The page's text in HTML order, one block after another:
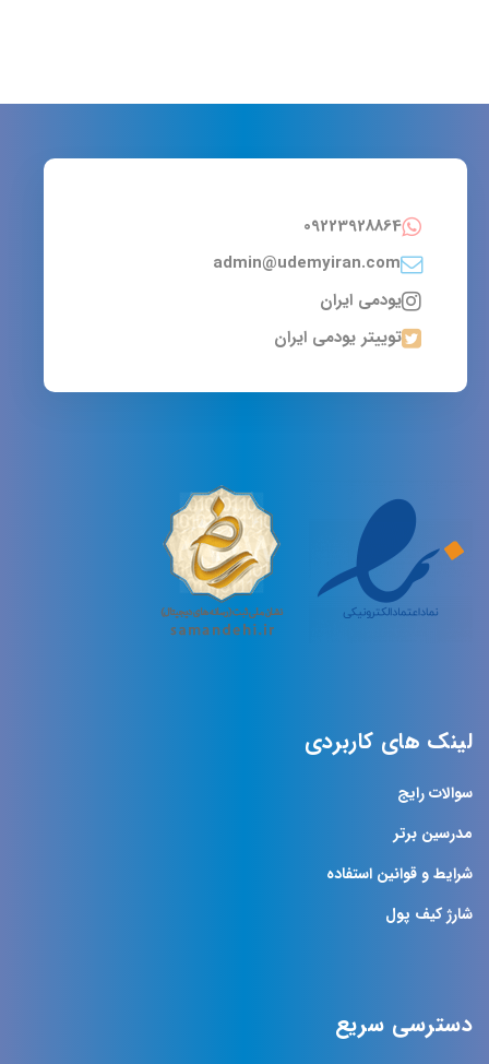
09223928864
admin@udemyiran.com
یودمی ایران
توییتر یودمی ایران
لینک های کاربردی
سوالات رایج
مدرسین برتر
شرایط و قوانین استفاده
شارژ کیف پول
دسترسی سریع